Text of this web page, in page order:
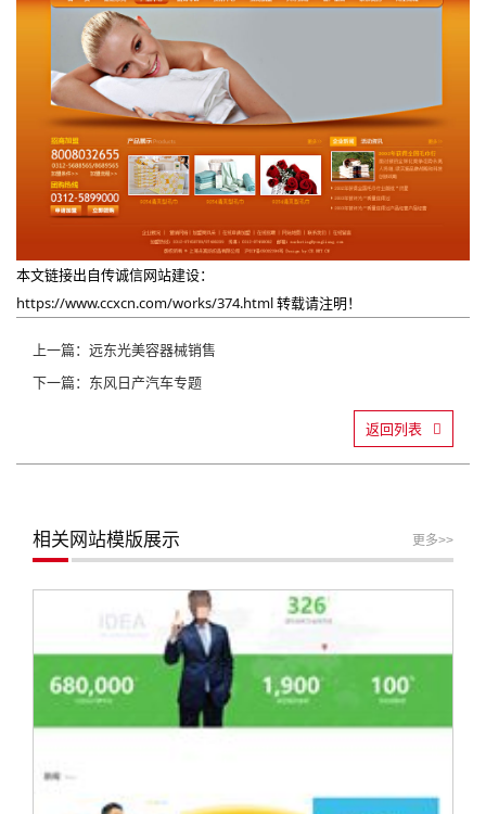
本文链接出自传诚信网站建设：
https://www.ccxcn.com/works/374.html转载请注明！
上一篇：远东光美容器械销售
下一篇：东风日产汽车专题
返回列表
相关网站模版展示 更多>>